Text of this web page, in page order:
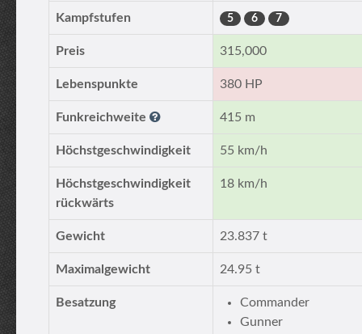
Kampfstufen 5 6 7
Preis 315,000
Lebenspunkte 380 HP
Funkreichweite 415 m
Höchstgeschwindigkeit 55 km/h
Höchstgeschwindigkeit
rückwärts
18 km/h
Gewicht 23.837 t
Maximalgewicht 24.95 t
Besatzung
Commander
Gunner